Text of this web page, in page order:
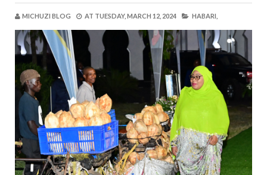
MICHUZI BLOG AT TUESDAY, MARCH 12, 2024 HABARI,